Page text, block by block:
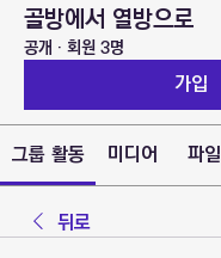
골방에서 열방으로
공개 · 회원 3명
가입
그룹 활동 미디어 파일
뒤로